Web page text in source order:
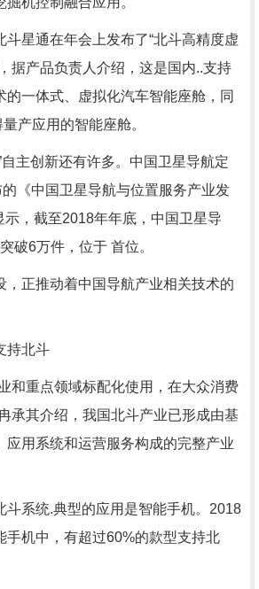
斗星通在年会上发布了“北斗高精度虚
据产品负责人介绍，这是国内..支持
的一体式、虚拟化汽车智能座舱，同
产应用的智能座舱。
自主创新还有许多。中国卫星导航定
《中国卫星导航与位置服务产业发
示，截至2018年年底，中国卫星导
破6万件，位于 首位。
，正推动着中国导航产业相关技术的
持北斗
和重点领域标配化使用，在大众消费
承其介绍，我国北斗产业已形成由基
应用系统和运营服务构成的完整产业
斗系统.典型的应用是智能手机。2018
手机中，有超过60%的款型支持北